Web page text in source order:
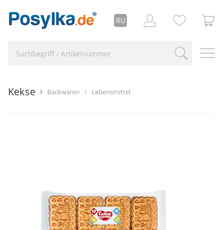
RU
Lebensmittel
Backwaren
Kekse